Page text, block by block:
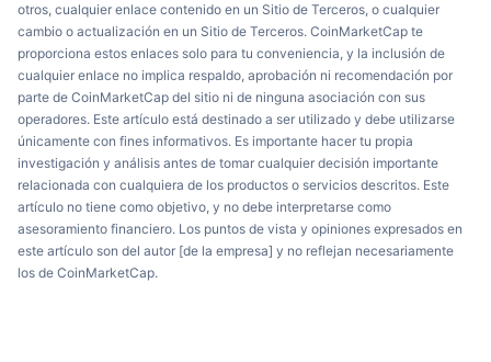
otros, cualquier enlace contenido en un Sitio de Terceros, o cualquier
cambio o actualización en un Sitio de Terceros. CoinMarketCap te
proporciona estos enlaces solo para tu conveniencia, y la inclusión de
cualquier enlace no implica respaldo, aprobación ni recomendación por
parte de CoinMarketCap del sitio ni de ninguna asociación con sus
operadores. Este artículo está destinado a ser utilizado y debe utilizarse
únicamente con fines informativos. Es importante hacer tu propia
investigación y análisis antes de tomar cualquier decisión importante
relacionada con cualquiera de los productos o servicios descritos. Este
artículo no tiene como objetivo, y no debe interpretarse como
asesoramiento financiero. Los puntos de vista y opiniones expresados en
este artículo son del autor [de la empresa] y no reflejan necesariamente
los de CoinMarketCap.